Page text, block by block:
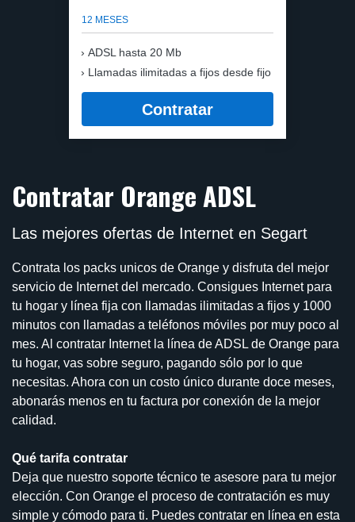
12 MESES
ADSL hasta 20 Mb
Llamadas ilimitadas a fijos desde fijo
Contratar
Contratar Orange ADSL
Las mejores ofertas de Internet en Segart
Contrata los packs unicos de Orange y disfruta del mejor
servicio de Internet del mercado. Consigues Internet para
tu hogar y línea fija con llamadas ilimitadas a fijos y 1000
minutos con llamadas a teléfonos móviles por muy poco al
mes. Al contratar Internet la línea de ADSL de Orange para
tu hogar, vas sobre seguro, pagando sólo por lo que
necesitas. Ahora con un costo único durante doce meses,
abonarás menos en tu factura por conexión de la mejor
calidad.
Qué tarifa contratar
Deja que nuestro soporte técnico te asesore para tu mejor
elección. Con Orange el proceso de contratación es muy
simple y cómodo para ti. Puedes contratar en línea en esta